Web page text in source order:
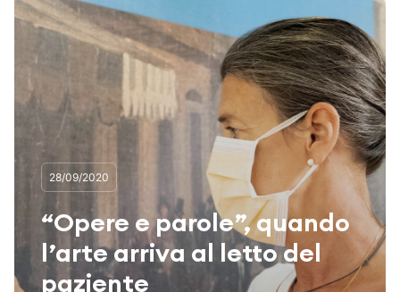
28/09/2020
“Opere e parole”, quando
l’arte arriva al letto del
paziente